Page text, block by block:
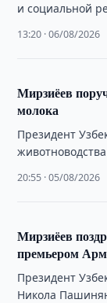
и социальной
…
13:20 · 06/08/2026
Мирзиёев
молока
Президент
скота и
20:55 · 05/08/2026
Мирзиёев
премьером
Президент
Никола